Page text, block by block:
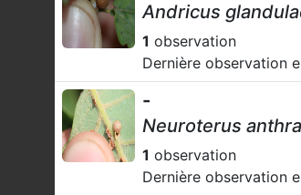
Andricus
1 observation
Dernière observation
-
Neuroterus
1 observation
Dernière observation